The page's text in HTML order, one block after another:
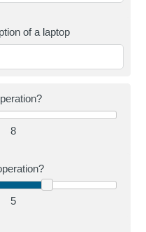
of a laptop
8
5